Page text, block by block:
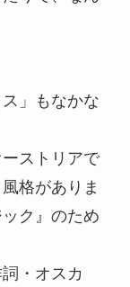
」もなかな
ストリアで
格がありま
ク』のため
・オスカ